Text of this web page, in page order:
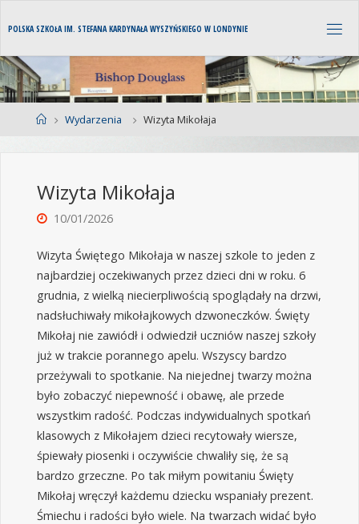
POLSKA SZKOŁA IM. STEFANA KARDYNAŁA WYSZYŃSKIEGO W LONDYNIE
Wydarzenia Wizyta Mikołaja
Wizyta Mikołaja
10/01/2026
Wizyta Świętego Mikołaja w naszej szkole to jeden z
najbardziej oczekiwanych przez dzieci dni w roku. 6
grudnia, z wielką niecierpliwością spoglądały na drzwi,
nadsłuchiwały mikołajkowych dzwoneczków. Święty
Mikołaj nie zawiódł i odwiedził uczniów naszej szkoły
już w trakcie porannego apelu. Wszyscy bardzo
przeżywali to spotkanie. Na niejednej twarzy można
było zobaczyć niepewność i obawę, ale przede
wszystkim radość. Podczas indywidualnych spotkań
klasowych z Mikołajem dzieci recytowały wiersze,
śpiewały piosenki i oczywiście chwaliły się, że są
bardzo grzeczne. Po tak miłym powitaniu Święty
Mikołaj wręczył każdemu dziecku wspaniały prezent.
Śmiechu i radości było wiele. Na twarzach widać było